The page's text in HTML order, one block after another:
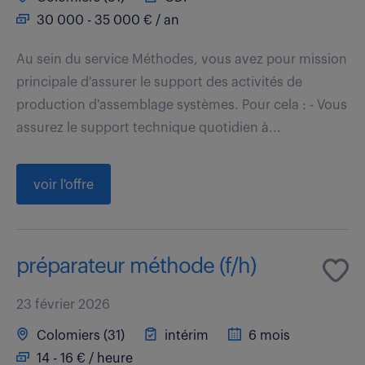
30 000 - 35 000 € / an
Au sein du service Méthodes, vous avez pour mission
principale d'assurer le support des activités de
production d'assemblage systèmes. Pour cela : - Vous
assurez le support technique quotidien à...
voir l'offre
préparateur méthode (f/h)
23 février 2026
Colomiers (31) intérim
6 mois
14 - 16 € / heure